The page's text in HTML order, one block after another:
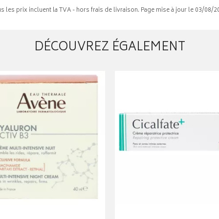
les prix incluent la TVA - hors frais de livraison. Page mise à jour le 03/08/
DÉCOUVREZ ÉGALEMENT